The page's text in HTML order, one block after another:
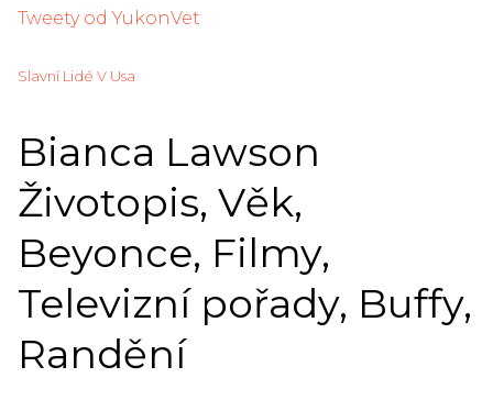
Tweety od YukonVet
Slavní Lidé V Usa
Bianca Lawson
Životopis, Věk,
Beyonce, Filmy,
Televizní pořady, Buffy,
Randění